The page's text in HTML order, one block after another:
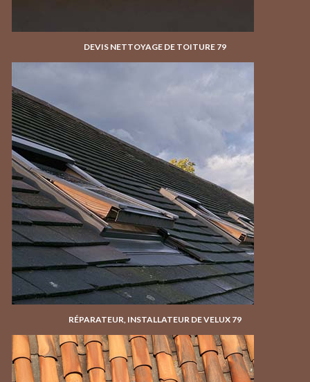
DEVIS NETTOYAGE DE TOITURE 79
RÉPARATEUR, INSTALLATEUR DE VELUX 79